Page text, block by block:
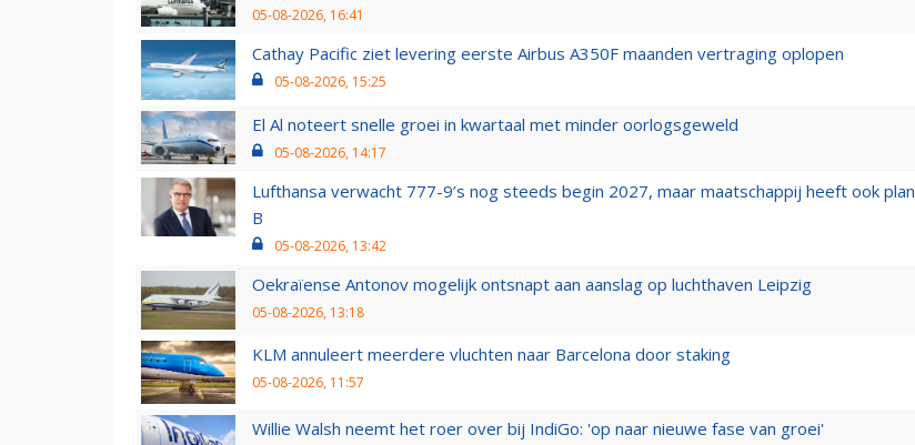
05-08-2026, 16:41
Cathay Pacific ziet levering eerste Airbus A350F maanden vertraging oplopen
05-08-2026, 15:25
El Al noteert snelle groei in kwartaal met minder oorlogsgeweld
05-08-2026, 14:17
Lufthansa verwacht 777-9’s nog steeds begin 2027, maar maatschappij heeft ook plan
B
05-08-2026, 13:42
Oekraïense Antonov mogelijk ontsnapt aan aanslag op luchthaven Leipzig
05-08-2026, 13:18
KLM annuleert meerdere vluchten naar Barcelona door staking
05-08-2026, 11:57
Willie Walsh neemt het roer over bij IndiGo: 'op naar nieuwe fase van groei'